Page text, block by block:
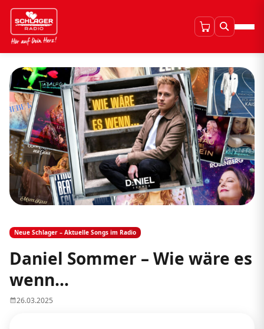
Neue Schlager – Aktuelle Songs im Radio
Daniel Sommer – Wie wäre es
wenn…
26.03.2025